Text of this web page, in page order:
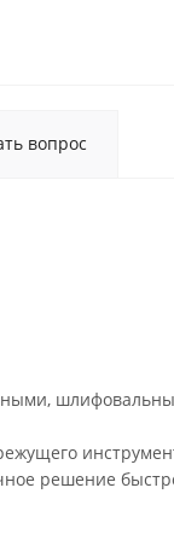
вопрос
решение